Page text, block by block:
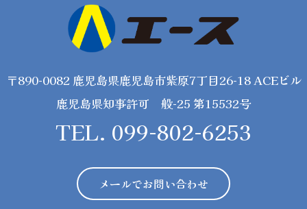
〒890-0082 鹿児島県鹿児島市紫原7丁目26-18 ACEビル
鹿児島県知事許可 般-25 第15532号
TEL. 099-802-6253
メールでお問い合わせ